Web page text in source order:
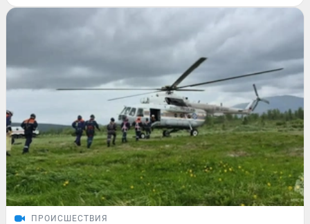
ПРОИСШЕСТВИЯ